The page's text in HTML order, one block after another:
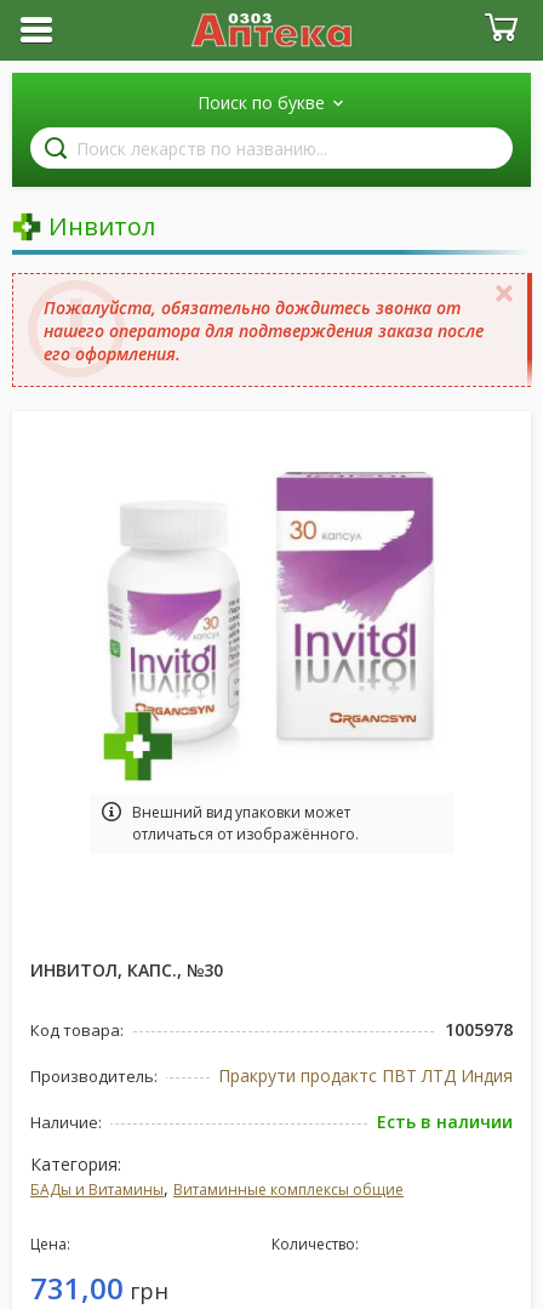
Поиск по букве
Поиск
лекарств
по
Инвитол
Пожалуйста, обязательно дождитесь звонка от
нашего оператора для подтверждения заказа после
его оформления.
Bнешний вид упаковки может
отличаться от изображённого.
ИНВИТОЛ, КАПС., №30
Код товара: 1005978
Производитель: Пракрути продактс ПВТ ЛТД Индия
Наличие:
Есть в наличии
Категория:
БАДы и Витамины, Витаминные комплексы общие
Цена:
731,00 грн
Количество: